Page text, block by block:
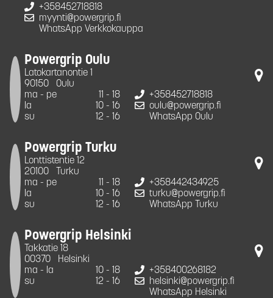
+358452718818
myynti@powergrip.fi
WhatsApp Verkkokauppa
Powergrip Oulu
Latokartanontie 1
90150
Oulu
ma - pe
11 - 18
la
10 - 16
su
12 - 16
+358452718818
oulu@powergrip.fi
WhatsApp Oulu
Powergrip Turku
Lonttistentie 12
20100
Turku
ma - pe
11 - 18
la
10 - 16
su
12 - 16
+358442434925
turku@powergrip.fi
WhatsApp Turku
Powergrip Helsinki
Takkatie 18
00370
Helsinki
ma - la
10 - 18
su
12 - 16
+358400268182
helsinki@powergrip.fi
WhatsApp Helsinki